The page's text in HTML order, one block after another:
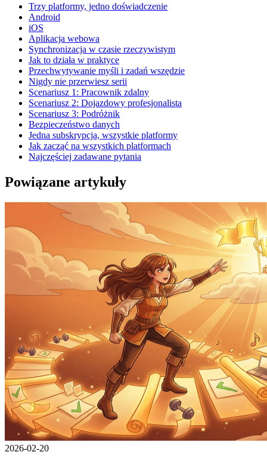
Trzy platformy, jedno doświadczenie
Android
iOS
Aplikacja webowa
Synchronizacja w czasie rzeczywistym
Jak to działa w praktyce
Przechwytywanie myśli i zadań wszędzie
Nigdy nie przerwiesz serii
Scenariusz 1: Pracownik zdalny
Scenariusz 2: Dojazdowy profesjonalista
Scenariusz 3: Podróżnik
Bezpieczeństwo danych
Jedna subskrypcja, wszystkie platformy
Jak zacząć na wszystkich platformach
Najczęściej zadawane pytania
Powiązane artykuły
2026-02-20